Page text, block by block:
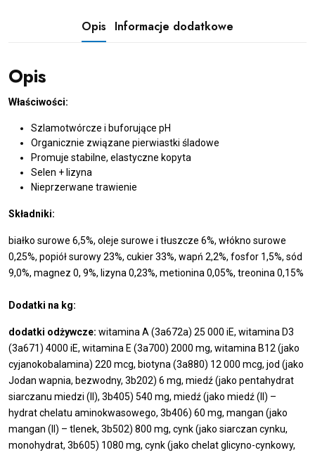
Opis Informacje dodatkowe
Opis
Właściwości:
Szlamotwórcze i buforujące pH
Organicznie związane pierwiastki śladowe
Promuje stabilne, elastyczne kopyta
Selen + lizyna
Nieprzerwane trawienie
Składniki:
białko surowe 6,5%, oleje surowe i tłuszcze 6%, włókno surowe
0,25%, popiół surowy 23%, cukier 33%, wapń 2,2%, fosfor 1,5%, sód
9,0%, magnez 0, 9%, lizyna 0,23%, metionina 0,05%, treonina 0,15%
Dodatki na kg:
dodatki odżywcze: witamina A (3a672a) 25 000 iE, witamina D3
(3a671) 4000 iE, witamina E (3a700) 2000 mg, witamina B12 (jako
cyjanokobalamina) 220 mcg, biotyna (3a880) 12 000 mcg, jod (jako
Jodan wapnia, bezwodny, 3b202) 6 mg, miedź (jako pentahydrat
siarczanu miedzi (II), 3b405) 540 mg, miedź (jako miedź (II) –
hydrat chelatu aminokwasowego, 3b406) 60 mg, mangan (jako
mangan (II) – tlenek, 3b502) 800 mg, cynk (jako siarczan cynku,
monohydrat, 3b605) 1080 mg, cynk (jako chelat glicyno-cynkowy,